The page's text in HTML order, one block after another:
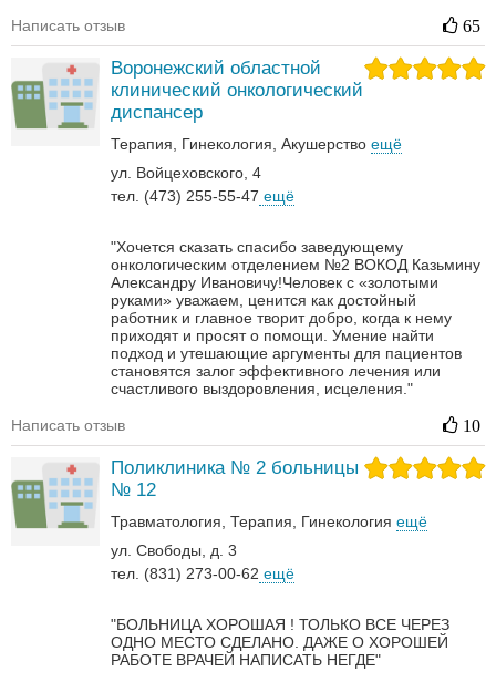
Написать отзыв 65
Воронежский областной
клинический онкологический
диспансер
Терапия Гинекология Акушерство ещё
ул. Войцеховского, 4
тел. (473) 255-55-47 ещё
"Хочется сказать спасибо заведующему
онкологическим отделением №2 ВОКОД Казьмину
Александру Ивановичу!Человек с «золотыми
руками» уважаем, ценится как достойный
работник и главное творит добро, когда к нему
приходят и просят о помощи. Умение найти
подход и утешающие аргументы для пациентов
становятся залог эффективного лечения или
счастливого выздоровления, исцеления."
Написать отзыв 10
Поликлиника № 2 больницы
№ 12
Травматология Терапия Гинекология ещё
ул. Свободы, д. 3
тел. (831) 273-00-62 ещё
"БОЛЬНИЦА ХОРОШАЯ ! ТОЛЬКО ВСЕ ЧЕРЕЗ
ОДНО МЕСТО СДЕЛАНО. ДАЖЕ О ХОРОШЕЙ
РАБОТЕ ВРАЧЕЙ НАПИСАТЬ НЕГДЕ"